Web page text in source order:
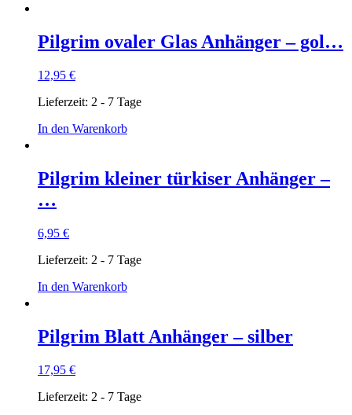
Pilgrim ovaler Glas Anhänger – gol…
12,95 €
Lieferzeit: 2 - 7 Tage
In den Warenkorb
Pilgrim kleiner türkiser Anhänger –
…
6,95 €
Lieferzeit: 2 - 7 Tage
In den Warenkorb
Pilgrim Blatt Anhänger – silber
17,95 €
Lieferzeit: 2 - 7 Tage